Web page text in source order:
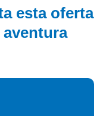
esta oferta